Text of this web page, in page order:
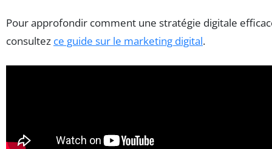
Pour approfondir comment une stratégie digitale
consultez ce guide sur le marketing digital.